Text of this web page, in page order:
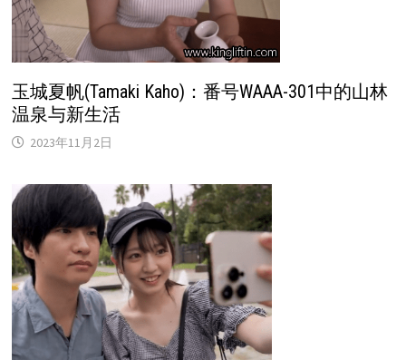
玉城夏帆(Tamaki Kaho)：番号WAAA-301中的山林
温泉与新生活
2023年11月2日